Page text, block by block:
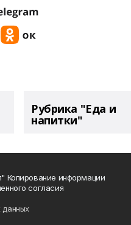
Рубрика "Еда и
напитки"
Копирование информации
согласия
данных